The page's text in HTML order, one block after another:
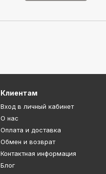
Клиентам
Вход в личный кабинет
О нас
Оплата и доставка
Обмен и возврат
Контактная информация
Блог